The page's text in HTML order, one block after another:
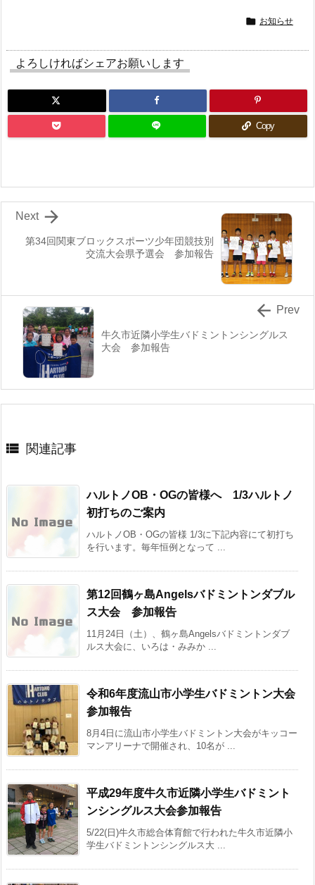
 お知らせ
よろしければシェアお願いします
Copy
第34回関東ブロックスポーツ少年団競技別
交流大会県予選会 参加報告

Next
牛久市近隣小学生バドミントンシングルス
大会 参加報告
 Prev
 関連記事
ハルトノOB・OGの皆様へ 1/3ハルトノ
初打ちのご案内
ハルトノOB・OGの皆様 1/3に下記内容にて初打ち
を行います。毎年恒例となって ...
第12回鶴ヶ島Angelsバドミントンダブル
ス大会 参加報告
11月24日（土）、鶴ヶ島Angelsバドミントンダブ
ルス大会に、いろは・みみか ...
令和6年度流山市小学生バドミントン大会
参加報告
8月4日に流山市小学生バドミントン大会がキッコー
マンアリーナで開催され、10名が ...
平成29年度牛久市近隣小学生バドミント
ンシングルス大会参加報告
5/22(日)牛久市総合体育館で行われた牛久市近隣小
学生バドミントンシングルス大 ...